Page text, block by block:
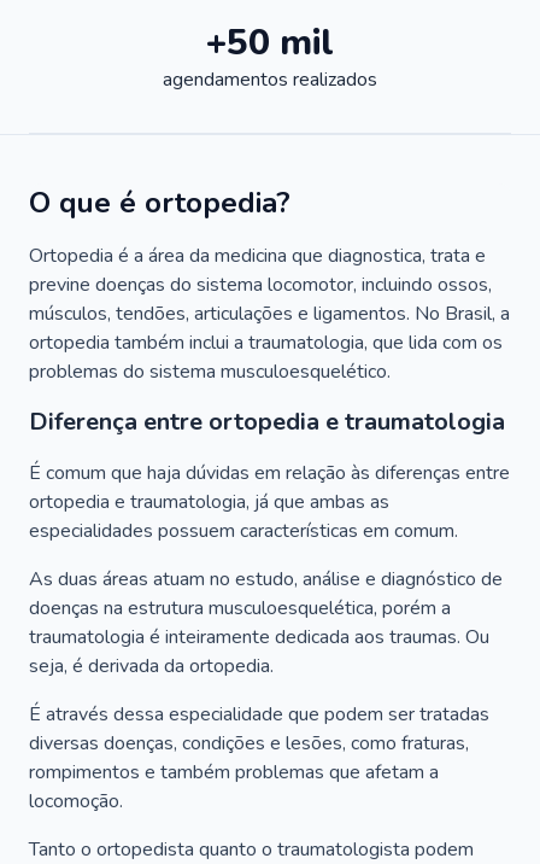
+50 mil
agendamentos realizados
O que é ortopedia?
Ortopedia é a área da medicina que diagnostica, trata e
previne doenças do sistema locomotor, incluindo ossos,
músculos, tendões, articulações e ligamentos. No Brasil, a
ortopedia também inclui a traumatologia, que lida com os
problemas do sistema musculoesquelético.
Diferença entre ortopedia e traumatologia
É comum que haja dúvidas em relação às diferenças entre
ortopedia e traumatologia, já que ambas as
especialidades possuem características em comum.
As duas áreas atuam no estudo, análise e diagnóstico de
doenças na estrutura musculoesquelética, porém a
traumatologia é inteiramente dedicada aos traumas. Ou
seja, é derivada da ortopedia.
É através dessa especialidade que podem ser tratadas
diversas doenças, condições e lesões, como fraturas,
rompimentos e também problemas que afetam a
locomoção.
Tanto o ortopedista quanto o traumatologista podem